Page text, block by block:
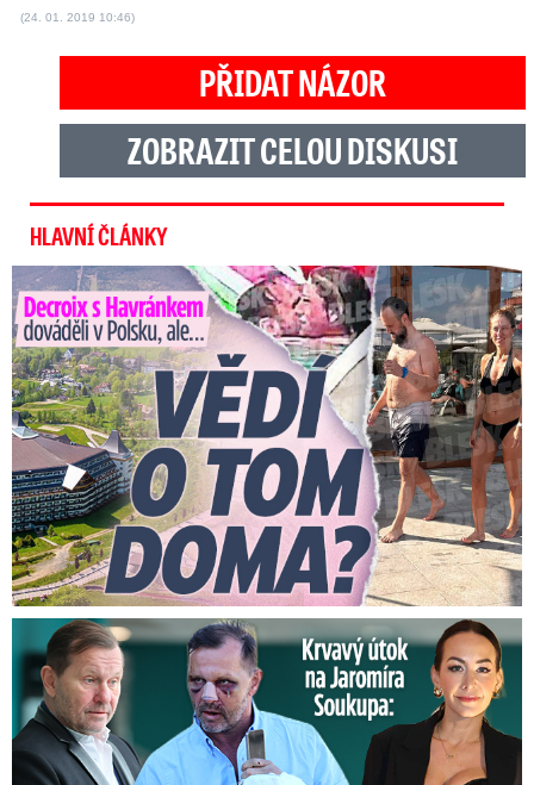
(24. 01. 2019 10:46)
PŘIDAT NÁZOR
ZOBRAZIT CELOU DISKUSI
HLAVNÍ ČLÁNKY
Decroix s Havránkem dováděli v Polsku, ale… Vědí o tom doma?
Útok na Jaromíra Soukupa: Reakce Agáty na zmlácení jejího ex